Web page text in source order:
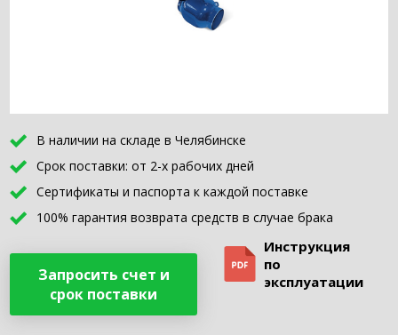
В наличии на складе в Челябинске
Срок поставки: от 2-х рабочих дней
Сертификаты и паспорта к каждой поставке
100% гарантия возврата средств в случае брака
Запросить счет и
срок поставки
Инструкция
по
эксплуатации